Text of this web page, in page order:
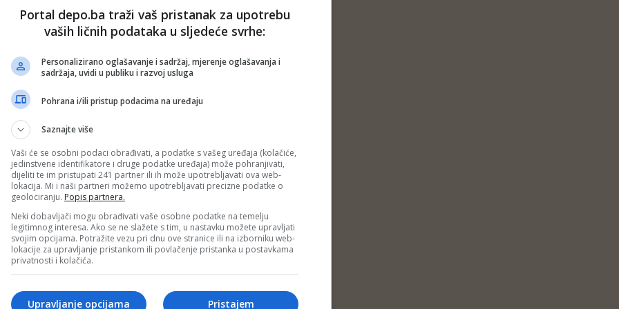
potpisan u Zastupničkom domu
BiH dobar osnov za to, dodajući kako smatra da
politika nema neke razlike u određenim ciljevima kad je u
zbog čega "naravno da treba okupljati sve te
da se političke sujete moraju staviti po strani i da je
načina komunikacije u javnom prostoru.
niti ističem, ali mislim da treba malo spustiti loptu.
politički poen. Ne možete svakog proglasiti da je izdao,
uništi državu - upozorio je.
takvog neutemeljenog linča kojem se oštro protivi,
optužbe bivšeg američkog ambasadora Michaela
lidera SDA.
stao u odbranu
kako je on bio spreman na podjelu zemlje.
ne vjerujem da je on to rekao. On je političar koji
pa je moguće da mu je izvučeno nešto iz
što ne vjerujem da je
šta je genocid. Ja sam protiv linčovanja ljudi, bio to Bakir
Ćudić - zaključio je Čampara.
Portal depo.ba traži vaš pristanak za upotrebu
vaših ličnih podataka u sljedeće svrhe:
Personalizirano oglašavanje i sadržaj, mjerenje oglašavanja i
sadržaja, uvidi u publiku i razvoj usluga
Pohrana i/ili pristup podacima na uređaju
Saznajte više
Vaši će se osobni podaci obrađivati, a podatke s vašeg uređaja (kolačiće,
jedinstvene identifikatore i druge podatke uređaja) može pohranjivati,
dijeliti te im pristupati 241 partner ili ih može upotrebljavati ova web-
lokacija. Mi i naši partneri možemo upotrebljavati precizne podatke o
geolociranju. Popis partnera.
Neki dobavljači mogu obrađivati vaše osobne podatke na temelju
legitimnog interesa. Ako se ne slažete s tim, u nastavku možete upravljati
svojim opcijama. Potražite vezu pri dnu ove stranice ili na izborniku web-
lokacije za upravljanje pristankom ili povlačenje pristanka u postavkama
privatnosti i kolačića.
Pristajem
Upravljanje opcijama